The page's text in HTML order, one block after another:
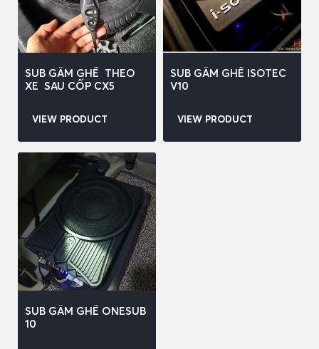
SUB GẦM GHẾ THEO
XE SAU CỐP CX5
VIEW PRODUCT
SUB GẦM GHẾ ISOTEC
V10
VIEW PRODUCT
SUB GẦM GHẾ ONESUB
10